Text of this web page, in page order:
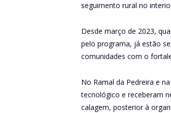
seguimento rural no
Desde março de 2023,
pelo programa, já estão
comunidades com o
No Ramal da Pedreira e
tecnológico e receberam
calagem, posterior à